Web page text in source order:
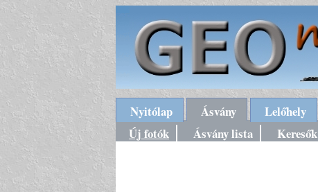
Nyitólap Ásvány Lelőhely
Új fotók
Ásvány lista Keresők